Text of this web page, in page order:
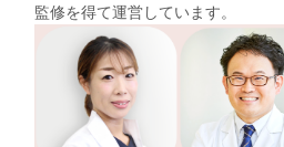
監修を得て運営しています。